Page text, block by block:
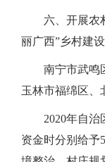
六、开展农
丽广西”乡村建
南宁市武鸣
玉林市福绵区、
2020年自
资金时分别给予